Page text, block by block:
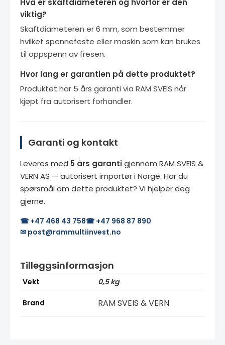
Hva er skaftdiameteren og hvorfor er den
viktig?
Skaftdiameteren er 6 mm, som bestemmer
hvilket spennefeste eller maskin som kan brukes
til oppspenn av fresen.
Hvor lang er garantien på dette produktet?
Produktet har 5 års garanti via RAM SVEIS når
kjøpt fra autorisert forhandler.
Garanti og kontakt
Leveres med 5 års garantigjennom RAM SVEIS &
VERN AS — autorisert importør i Norge. Har du
spørsmål om dette produktet? Vi hjelper deg
gjerne.
☎ +47 468 43 758☎ +47 968 87 890
✉ post@rammultiinvest.no
Tilleggsinformasjon
Vekt 0,5 kg
Brand RAM SVEIS & VERN